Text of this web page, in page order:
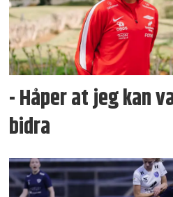
- Håper at jeg kan
bidra